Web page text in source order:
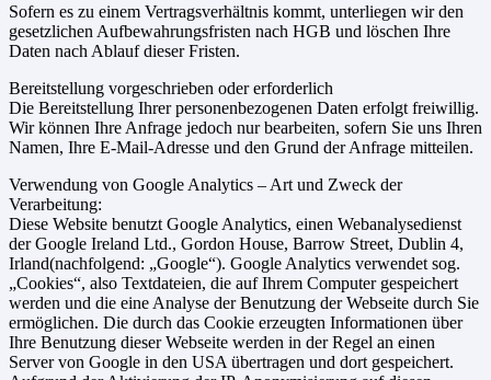
Sofern es zu einem Vertragsverhältnis kommt, unterliegen wir den
gesetzlichen Aufbewahrungsfristen nach HGB und löschen Ihre
Daten nach Ablauf dieser Fristen.
Bereitstellung vorgeschrieben oder erforderlich
Die Bereitstellung Ihrer personenbezogenen Daten erfolgt freiwillig.
Wir können Ihre Anfrage jedoch nur bearbeiten, sofern Sie uns Ihren
Namen, Ihre E-Mail-Adresse und den Grund der Anfrage mitteilen.
Verwendung von Google Analytics – Art und Zweck der
Verarbeitung:
Diese Website benutzt Google Analytics, einen Webanalysedienst
der Google Ireland Ltd., Gordon House, Barrow Street, Dublin 4,
Irland(nachfolgend: „Google“). Google Analytics verwendet sog.
„Cookies“, also Textdateien, die auf Ihrem Computer gespeichert
werden und die eine Analyse der Benutzung der Webseite durch Sie
ermöglichen. Die durch das Cookie erzeugten Informationen über
Ihre Benutzung dieser Webseite werden in der Regel an einen
Server von Google in den USA übertragen und dort gespeichert.